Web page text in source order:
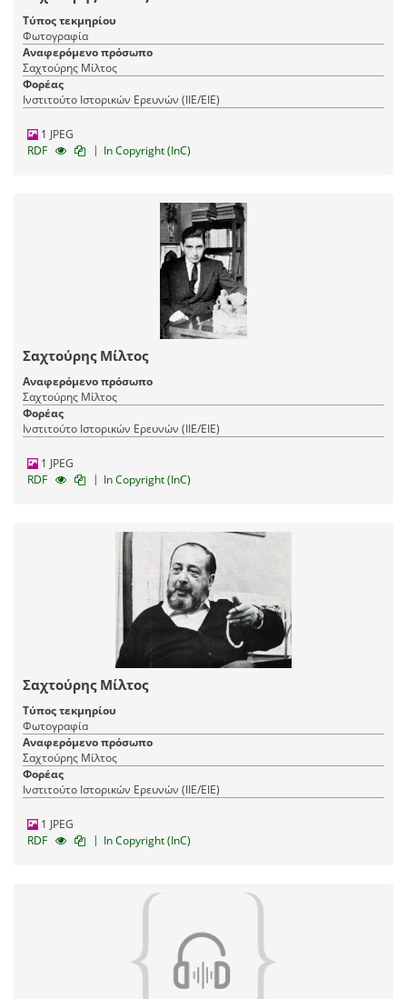
Τύπος τεκμηρίου
Φωτογραφία
Αναφερόμενο πρόσωπο
Σαχτούρης Μίλτος
Φορέας
Ινστιτούτο Ιστορικών Ερευνών (ΙΙΕ/ΕΙΕ)
1 JPEG
RDF
| In Copyright (InC)
Σαχτούρης Μίλτος
Αναφερόμενο πρόσωπο
Σαχτούρης Μίλτος
Φορέας
Ινστιτούτο Ιστορικών Ερευνών (ΙΙΕ/ΕΙΕ)
1 JPEG
RDF
| In Copyright (InC)
Σαχτούρης Μίλτος
Τύπος τεκμηρίου
Φωτογραφία
Αναφερόμενο πρόσωπο
Σαχτούρης Μίλτος
Φορέας
Ινστιτούτο Ιστορικών Ερευνών (ΙΙΕ/ΕΙΕ)
1 JPEG
RDF
| In Copyright (InC)